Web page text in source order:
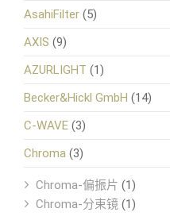
AsahiFilter (5)
AXIS (9)
AZURLIGHT (1)
Becker&Hickl GmbH (14)
C-WAVE (3)
Chroma (3)
Chroma-偏振片 (1)
Chroma-分束镜 (1)